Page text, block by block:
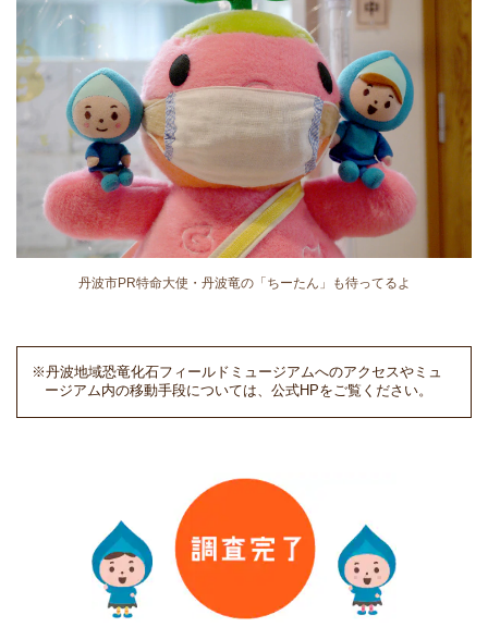
丹波市PR特命大使・丹波竜の「ちーたん」も待ってるよ
※丹波地域恐竜化石フィールドミュージアムへのアクセスやミュ
ージアム内の移動手段については、公式HPをご覧ください。